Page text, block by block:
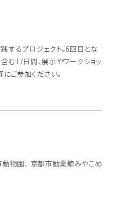
するプロジェクト。6回目とな
む17日間、展示やワークショッ
ご参加ください。
物園、 京都市勧業館みやこめ